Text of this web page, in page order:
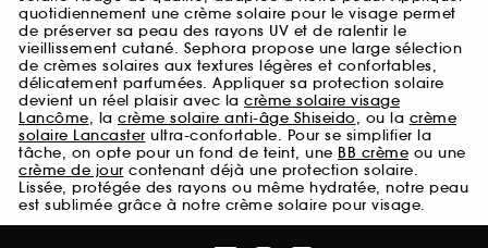
quotidiennement une crème solaire pour le visage permet
de préserver sa peau des rayons UV et de ralentir le
vieillissement cutané. Sephora propose une large sélection
de crèmes solaires aux textures légères et confortables,
délicatement parfumées. Appliquer sa protection solaire
devient un réel plaisir avec la crème solaire visage
Lancôme, la crème solaire anti-âge Shiseido, ou la crème
solaire Lancaster ultra-confortable. Pour se simplifier la
tâche, on opte pour un fond de teint, une BB crème ou une
crème de jour contenant déjà une protection solaire.
Lissée, protégée des rayons ou même hydratée, notre peau
est sublimée grâce à notre crème solaire pour visage.